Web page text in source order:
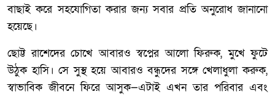
বাছাই করে সহযোগিতা করার জন্য সবার প্রতি অনুরোধ জানানো
হয়েছে।
ছোট্ট রাশেদের চোখে আবারও স্বপ্নের আলো ফিরুক, মুখে ফুটে
উঠুক হাসি। সে সুস্থ হয়ে আবারও বন্ধুদের সঙ্গে খেলাধুলা করুক,
স্বাভাবিক জীবনে ফিরে আসুক—এটাই এখন তার পরিবার এবং